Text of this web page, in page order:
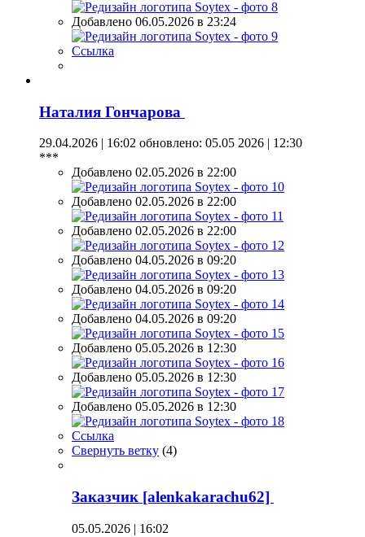
Добавлено 06.05.2026 в 23:24
Ссылка
Наталия Гончарова
29.04.2026 | 16:02 обновлено: 05.05 2026 | 12:30
***
Добавлено 02.05.2026 в 22:00
Добавлено 02.05.2026 в 22:00
Добавлено 02.05.2026 в 22:00
Добавлено 04.05.2026 в 09:20
Добавлено 04.05.2026 в 09:20
Добавлено 04.05.2026 в 09:20
Добавлено 05.05.2026 в 12:30
Добавлено 05.05.2026 в 12:30
Добавлено 05.05.2026 в 12:30
Ссылка
Свернуть ветку (4)
Заказчик [alenkakarachu62]
05.05.2026 | 16:02